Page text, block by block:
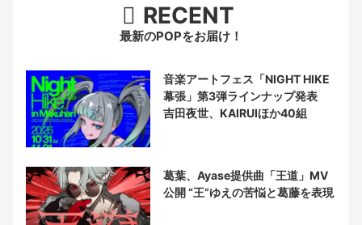
RECENT
最新のPOPをお届け！
音楽アートフェス「NIGHT HIKE
幕張」第3弾ラインナップ発表
吉田夜世、KAIRUIほか40組
葛葉、Ayase提供曲「王道」MV
公開 “王”ゆえの苦悩と葛藤を表現